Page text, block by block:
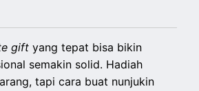
giftyang tepat bisa bikin
semakin solid. Hadiah
tapi cara buat nunjukin